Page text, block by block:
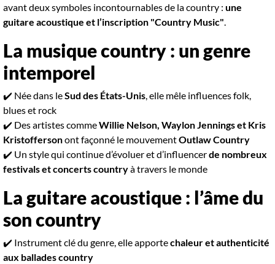
avant deux symboles incontournables de la country : une
guitare acoustique et l’inscription "Country Music".
La musique country : un genre
intemporel
✔️ Née dans leSud des États-Unis, elle mêle influences folk,
blues et rock
✔️ Des artistes commeWillie Nelson, Waylon Jennings et Kris
Kristoffersonont façonné le mouvementOutlaw Country
✔️ Un style qui continue d’évoluer et d’influencerde nombreux
festivals et concerts countryà travers le monde
La guitare acoustique : l’âme du
son country
✔️ Instrument clé du genre, elle apportechaleur et authenticité
aux ballades country